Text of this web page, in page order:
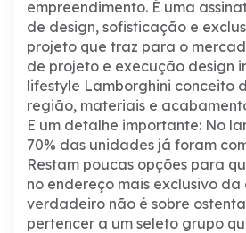
empreendimento. É uma
de design, sofisticação e
projeto que traz para o
de projeto e execução design
lifestyle Lamborghini conceito
região, materiais e
E um detalhe importante: No
70% das unidades já foram
Restam poucas opções para
no endereço mais exclusivo
verdadeiro não é sobre
pertencer a um seleto grupo